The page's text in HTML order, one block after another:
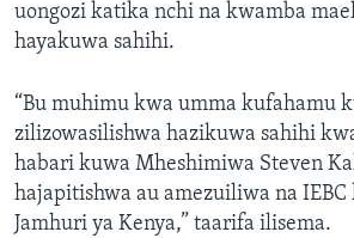
uongozi katika nchi na kwamba
hayakuwa sahihi.
“Bu muhimu kwa umma kufahamu
zilizowasilishwa hazikuwa sahihi
habari kuwa Mheshimiwa Steven
hajapitishwa au amezuiliwa na
Jamhuri ya Kenya,” taarifa ilisema.